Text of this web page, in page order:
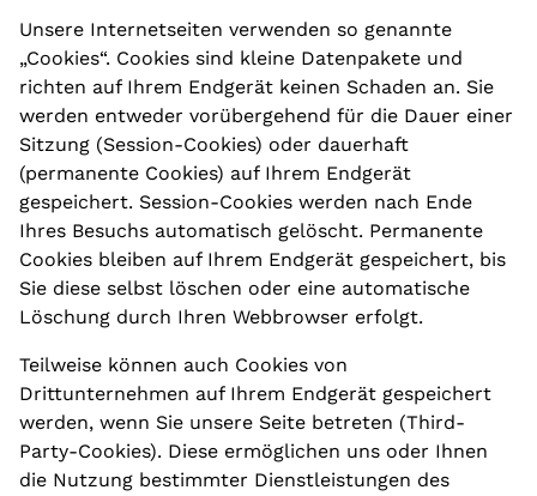
Unsere Internetseiten verwenden so genannte
„Cookies“. Cookies sind kleine Datenpakete und
richten auf Ihrem Endgerät keinen Schaden an. Sie
werden entweder vorübergehend für die Dauer einer
Sitzung (Session-Cookies) oder dauerhaft
(permanente Cookies) auf Ihrem Endgerät
gespeichert. Session-Cookies werden nach Ende
Ihres Besuchs automatisch gelöscht. Permanente
Cookies bleiben auf Ihrem Endgerät gespeichert, bis
Sie diese selbst löschen oder eine automatische
Löschung durch Ihren Webbrowser erfolgt.
Teilweise können auch Cookies von
Drittunternehmen auf Ihrem Endgerät gespeichert
werden, wenn Sie unsere Seite betreten (Third-
Party-Cookies). Diese ermöglichen uns oder Ihnen
die Nutzung bestimmter Dienstleistungen des